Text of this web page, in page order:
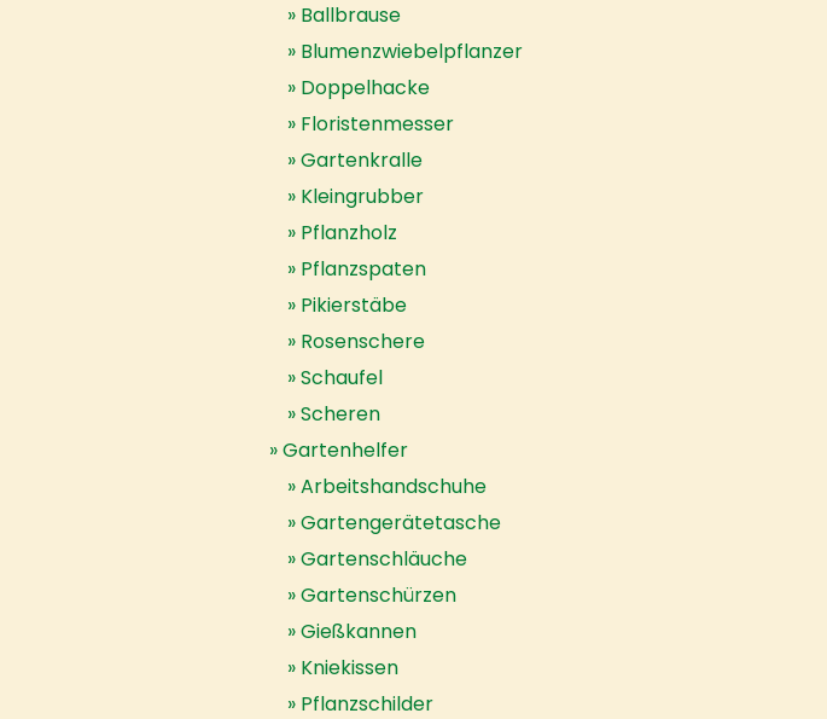
Ballbrause
Blumenzwiebelpflanzer
Doppelhacke
Floristenmesser
Gartenkralle
Kleingrubber
Pflanzholz
Pflanzspaten
Pikierstäbe
Rosenschere
Schaufel
Scheren
Gartenhelfer
Arbeitshandschuhe
Gartengerätetasche
Gartenschläuche
Gartenschürzen
Gießkannen
Kniekissen
Pflanzschilder